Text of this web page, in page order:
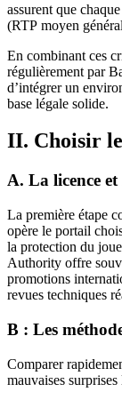
assurent que
(RTP moyen
En combinant ces
régulièrement par
d’intégrer un
base légale solide.
II. Choisir
A. La licence
La première étape
opère le portail
la protection du
Authority offre
promotions
revues techniques
B : Les
Comparer
mauvaises